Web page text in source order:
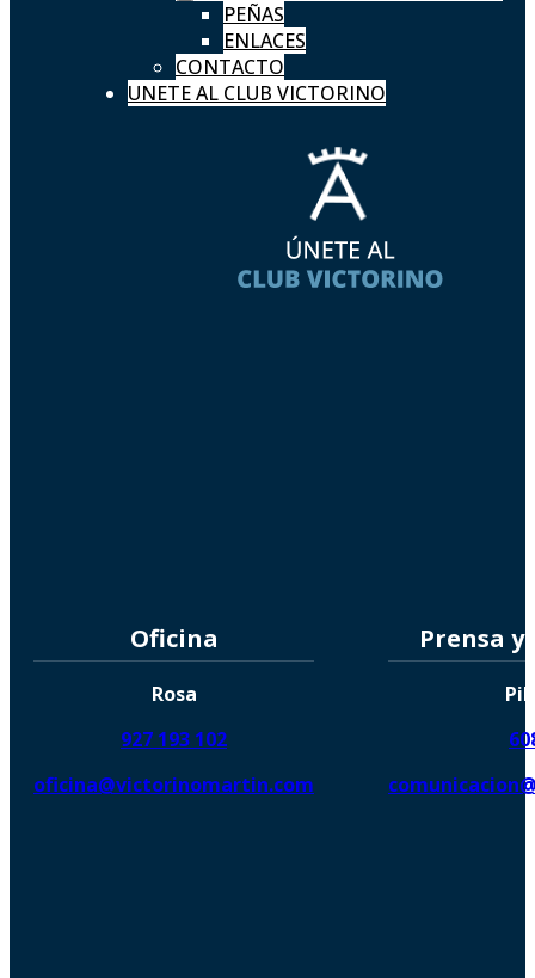
PEÑAS
ENLACES
CONTACTO
UNETE AL CLUB VICTORINO
Oficina
Rosa
927 193 102
oficina@victorinomartin.com
Prensa